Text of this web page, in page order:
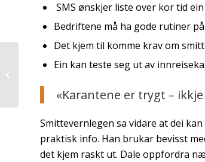
SMS ønskjer liste over kor tid
Bedriftene må ha gode rutiner
Det kjem til komme krav om
Ein kan teste seg ut av
«Karantene er trygt –
Smittevernlegen sa vidare at dei
praktisk info. Han brukar bevisst
det kjem raskt ut. Dale oppfordra
HASTESAK – møte med